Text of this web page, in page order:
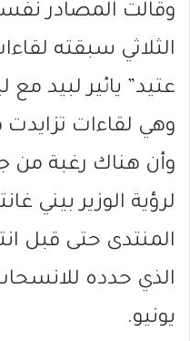
وقالت المصادر
الثلاثي سبقته
عتيد” يائير لبيد مع
وهي لقاءات تزايدت
وأن هناك رغبة من
لرؤية الوزير بيني
المنتدى حتى قبل
يونيو.